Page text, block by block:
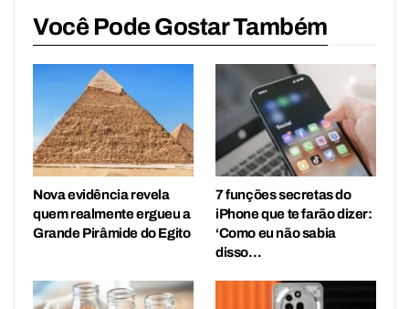
Você Pode Gostar Também
Nova evidência revela
quem realmente ergueu a
Grande Pirâmide do Egito
7 funções secretas do
iPhone que te farão dizer:
‘Como eu não sabia
disso…